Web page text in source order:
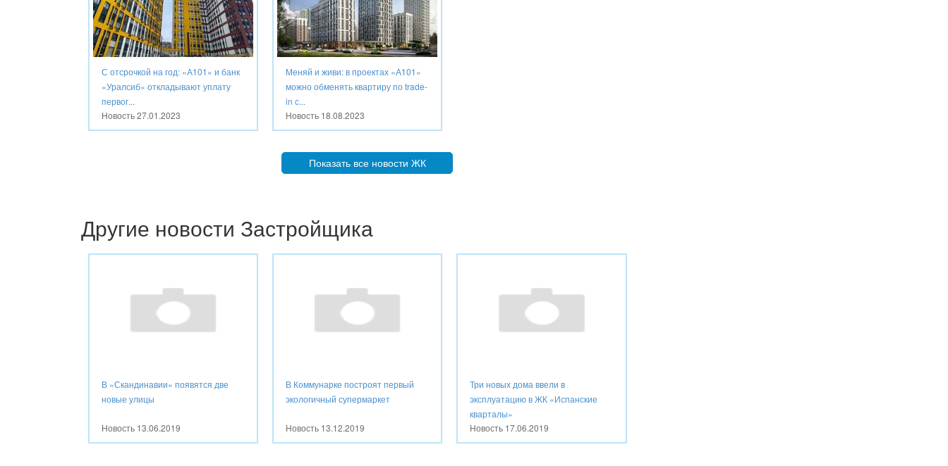
С отсрочкой на год: «А101» и банк
«Уралсиб» откладывают уплату
первог...
Новость27.01.2023
Меняй и живи: в проектах «А101»
можно обменять квартиру по trade-
in с...
Новость 18.08.2023
Показать все новости ЖК
Другие новости Застройщика
В «Скандинавии» появятся две
новые улицы
Новость 13.06.2019
В Коммунарке построят первый
экологичный супермаркет
Новость 13.12.2019
Три новых дома ввели в
эксплуатацию в ЖК «Испанские
кварталы»
Новость 17.06.2019